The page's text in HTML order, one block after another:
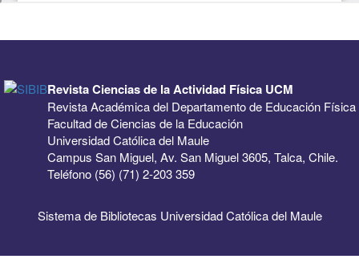
Revista Ciencias de la Actividad Física UCM
Revista Académica del Departamento de Educación Física
Facultad de Ciencias de la Educación
Universidad Católica del Maule
Campus San Miguel, Av. San Miguel 3605, Talca, Chile.
Teléfono (56) (71) 2-203 359
Sistema de Bibliotecas Universidad Católica del Maule